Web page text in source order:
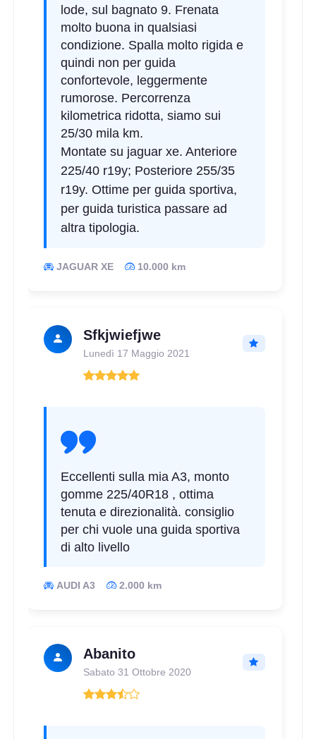
lode, sul bagnato 9. Frenata
molto buona in qualsiasi
condizione. Spalla molto rigida e
quindi non per guida
confortevole, leggermente
rumorose. Percorrenza
kilometrica ridotta, siamo sui
25/30 mila km.
Montate su jaguar xe. Anteriore
225/40 r19y; Posteriore 255/35
r19y. Ottime per guida sportiva,
per guida turistica passare ad
altra tipologia.
JAGUAR XE 10.000 km
Sfkjwiefjwe
Lunedì 17 Maggio 2021
Eccellenti sulla mia A3, monto
gomme 225/40R18 , ottima
tenuta e direzionalità. consiglio
per chi vuole una guida sportiva
di alto livello
AUDI A3 2.000 km
Abanito
Sabato 31 Ottobre 2020